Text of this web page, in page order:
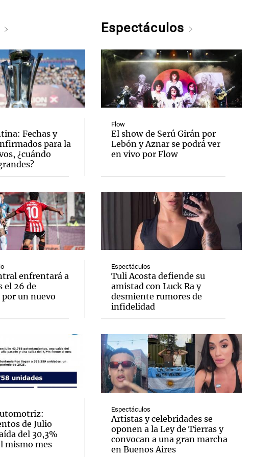
Fechas y
para la
¿cuándo
enfrentará a
el 26 de
un nuevo
de Julio
del 30,3%
mismo mes
Espectáculos
Flow
El show de Serú Girán por
Lebón y Aznar se podrá ver
en vivo por Flow
Espectáculos
Tuli Acosta defiende su
amistad con Luck Ra y
desmiente rumores de
infidelidad
Espectáculos
Artistas y celebridades se
oponen a la Ley de Tierras y
convocan a una gran marcha
en Buenos Aires
Notas
Cadena 3 en Groenlandia
Notas